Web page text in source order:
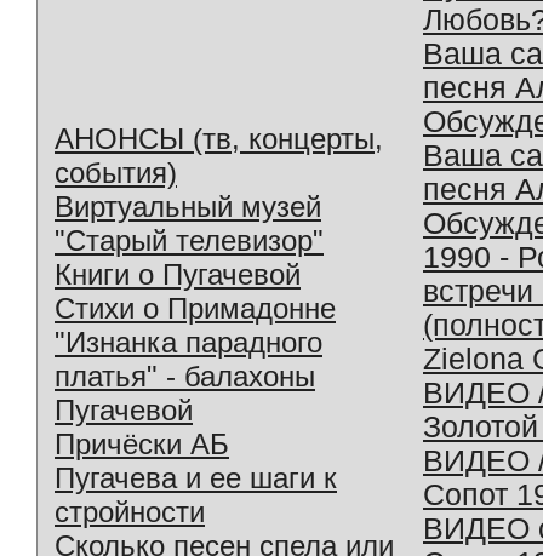
АНОНСЫ (тв, концерты,
события)
Виртуальный музей
"Старый телевизор"
Книги о Пугачевой
Стихи о Примадонне
"Изнанка парадного
платья" - балахоны
Пугачевой
Причёски АБ
Пугачева и ее шаги к
стройности
Сколько песен спела или
Ваша
песня
Ваша
песня
1990 -
Zielona
ВИДЕО
ВИДЕО
Сопот
ВИДЕО